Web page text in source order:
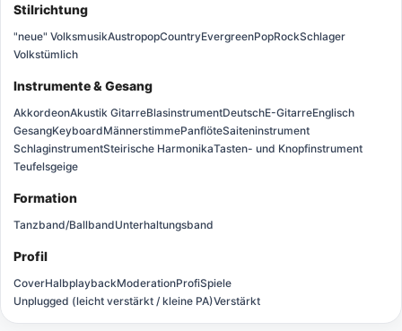
Stilrichtung
"neue" VolksmusikAustropopCountryEvergreenPopRockSchlager
Volkstümlich
Instrumente & Gesang
AkkordeonAkustik GitarreBlasinstrumentDeutschE-GitarreEnglisch
GesangKeyboardMännerstimmePanflöteSaiteninstrument
SchlaginstrumentSteirische HarmonikaTasten- und Knopfinstrument
Teufelsgeige
Formation
Tanzband/BallbandUnterhaltungsband
Profil
CoverHalbplaybackModerationProfiSpiele
Unplugged (leicht verstärkt / kleine PA)Verstärkt